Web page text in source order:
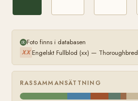
Foto finns i databasen
XX Engelskt Fullblod (xx) — Thoroughbred
RASSAMMANSÄTTNING